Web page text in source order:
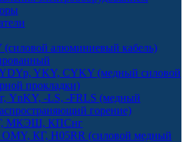
алюминиевый кабель)
YKY, CYKY (медный силовой
прокладки)
YnKY, -LS, -FRLS (медный
горение)
МКЭШ, КПСнг
КГ, H05RR (силовой медный